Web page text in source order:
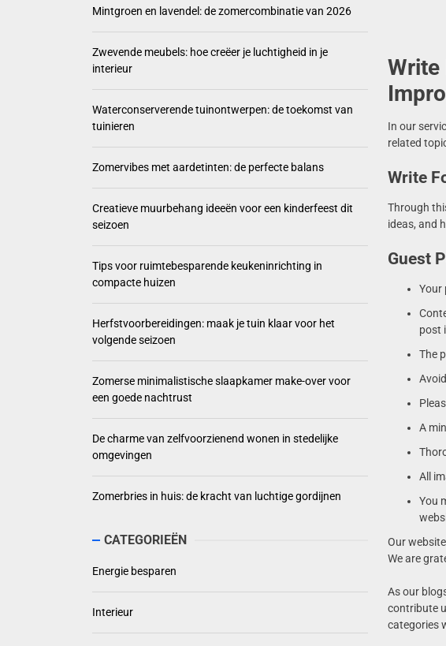
Mintgroen en lavendel: de
Waterconserverende
Zomervibes met
Creatieve muurbehang
Write
In our
related
Write
Through
ideas, and
Guest
Your
post
The
A
All
You
Our
We are
As our
contribute
categories
Mintgroen en lavendel: de zomercombinatie van 2026
Zwevende meubels: hoe creëer je luchtigheid in je
interieur
Waterconserverende tuinontwerpen: de toekomst van
tuinieren
Zomervibes met aardetinten: de perfecte balans
Creatieve muurbehang ideeën voor een kinderfeest dit
seizoen
Tips voor ruimtebesparende keukeninrichting in
compacte huizen
Herfstvoorbereidingen: maak je tuin klaar voor het
volgende seizoen
Zomerse minimalistische slaapkamer make-over voor
een goede nachtrust
De charme van zelfvoorzienend wonen in stedelijke
omgevingen
Zomerbries in huis: de kracht van luchtige gordijnen
CATEGORIEËN
Energie besparen
Interieur